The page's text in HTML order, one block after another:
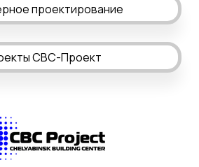
проектирование
СВС-Проект